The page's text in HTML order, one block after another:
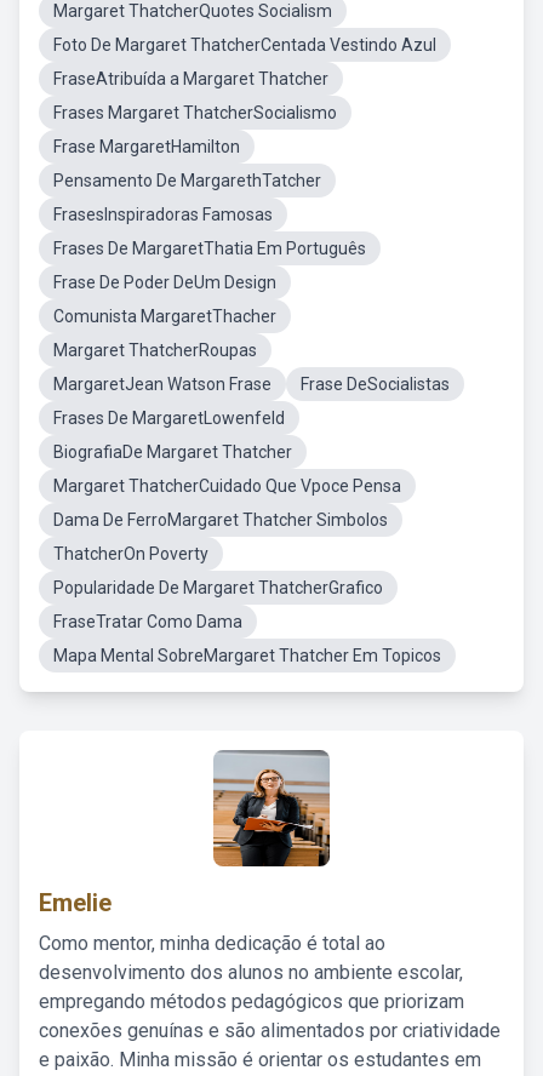
Margaret ThatcherQuotes Socialism
Foto De Margaret ThatcherCentada Vestindo Azul
FraseAtribuída a Margaret Thatcher
Frases Margaret ThatcherSocialismo
Frase MargaretHamilton
Pensamento De MargarethTatcher
FrasesInspiradoras Famosas
Frases De MargaretThatia Em Português
Frase De Poder DeUm Design
Comunista MargaretThacher
Margaret ThatcherRoupas
MargaretJean Watson Frase
Frase DeSocialistas
Frases De MargaretLowenfeld
BiografiaDe Margaret Thatcher
Margaret ThatcherCuidado Que Vpoce Pensa
Dama De FerroMargaret Thatcher Simbolos
ThatcherOn Poverty
Popularidade De Margaret ThatcherGrafico
FraseTratar Como Dama
Mapa Mental SobreMargaret Thatcher Em Topicos
Emelie
Como mentor, minha dedicação é total ao
desenvolvimento dos alunos no ambiente escolar,
empregando métodos pedagógicos que priorizam
conexões genuínas e são alimentados por criatividade
e paixão. Minha missão é orientar os estudantes em